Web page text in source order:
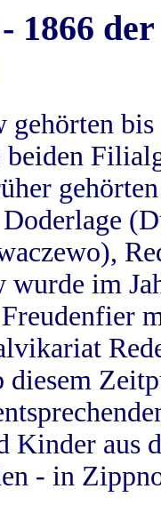
1866
im
Kinder aus
- in